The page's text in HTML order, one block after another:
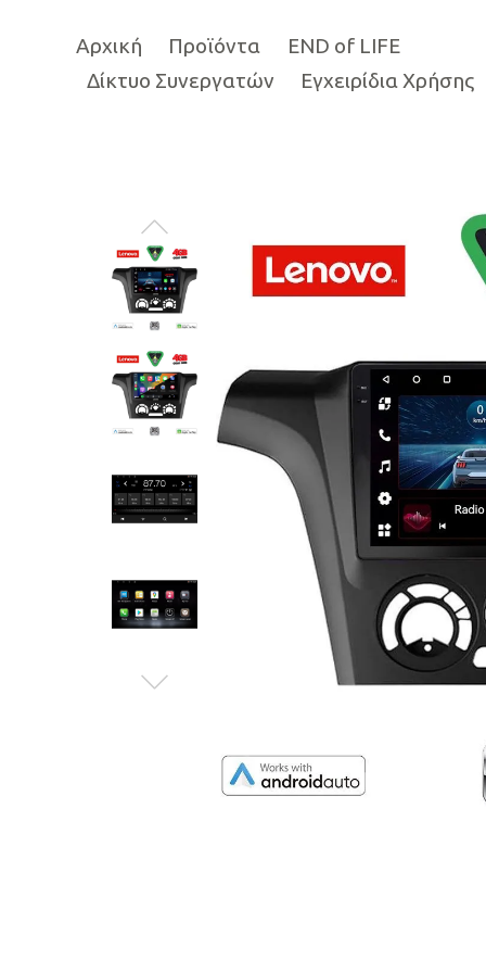
Αρχική Προϊόντα
END of LIFE
Δίκτυο Συνεργατών
Εγχειρίδια Χρήσης